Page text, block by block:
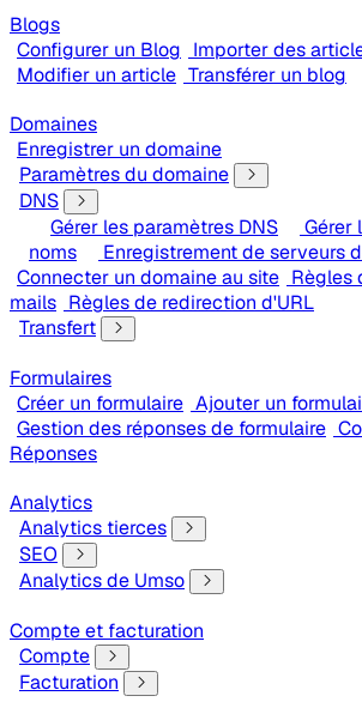
Blogs
Configurer un Blog Importer des
Modifier un article Transférer un blog
Domaines
Enregistrer un domaine
Paramètres du domaine
DNS
Gérer les paramètres DNS
Gérer
noms
Enregistrement de serveurs
Connecter un domaine au site Règles
mails Règles de redirection d'URL
Transfert
Formulaires
Créer un formulaire Ajouter un
Gestion des réponses de formulaire
Réponses
Analytics
Analytics tierces
SEO
Analytics de Umso
Compte et facturation
Compte
Facturation